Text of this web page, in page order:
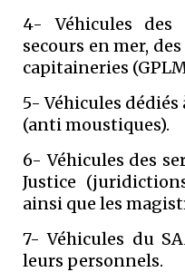
4- Véhicules des
secours en mer,
capitaineries
5- Véhicules
(anti moustiques).
6- Véhicules des
Justice
ainsi que les
7- Véhicules du
leurs personnels.